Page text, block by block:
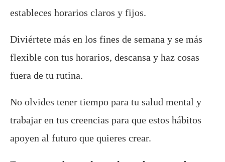
estableces horarios claros y fijos.
Diviértete más en los fines de semana y se más
flexible con tus horarios, descansa y haz cosas
fuera de tu rutina.
No olvides tener tiempo para tu salud mental y
trabajar en tus creencias para que estos hábitos
apoyen al futuro que quieres crear.